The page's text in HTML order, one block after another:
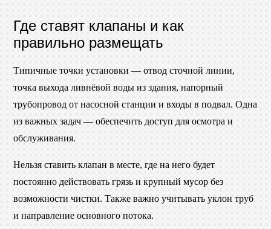
Где ставят клапаны и как
правильно размещать
Типичные точки установки — отвод сточной линии,
точка выхода ливнёвой воды из здания, напорный
трубопровод от насосной станции и входы в подвал. Одна
из важных задач — обеспечить доступ для осмотра и
обслуживания.
Нельзя ставить клапан в месте, где на него будет
постоянно действовать грязь и крупный мусор без
возможности чистки. Также важно учитывать уклон труб
и направление основного потока.